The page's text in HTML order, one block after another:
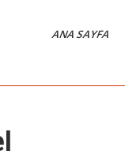
ANA SAYFA